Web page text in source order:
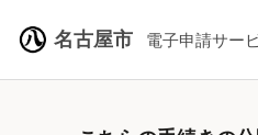
名古屋市 電子申請サー